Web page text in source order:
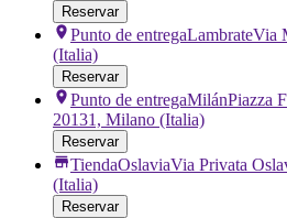
Reservar
Punto de entregaLambrateVia
(Italia)
Reservar
Punto de entregaMilánPiazza
20131, Milano (Italia)
Reservar
TiendaOslaviaVia Privata
(Italia)
Reservar